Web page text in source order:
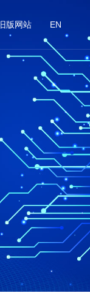
旧版网站 EN